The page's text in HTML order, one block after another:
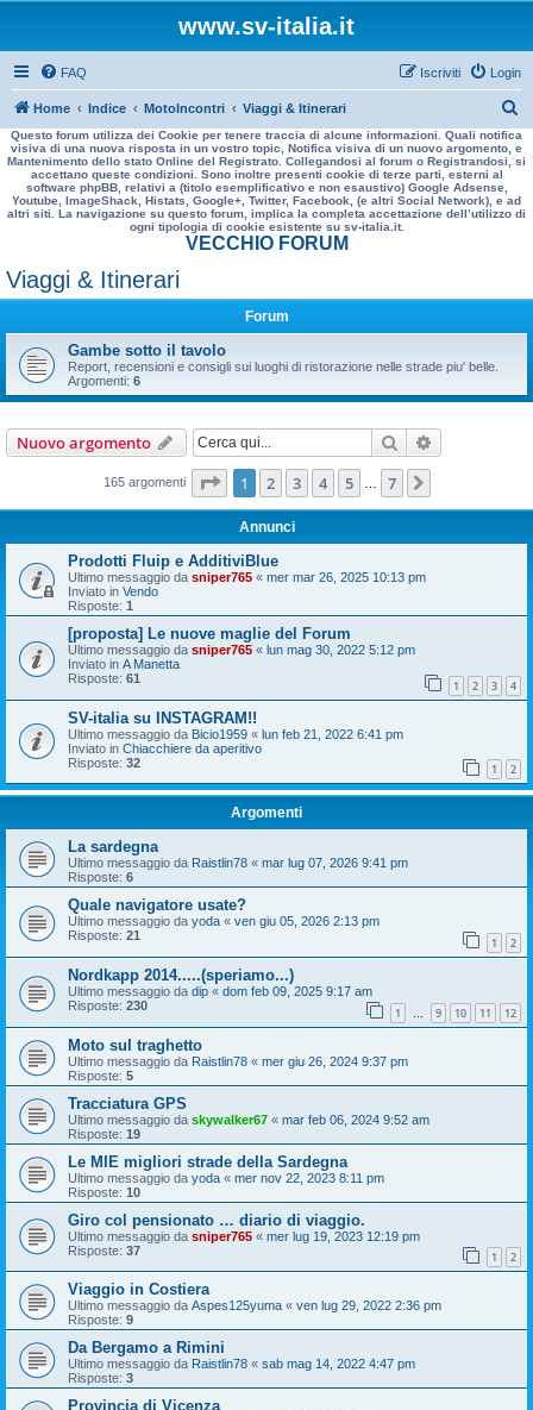
www.sv-italia.it
FAQ Login
Iscriviti
Home Indice MotoIncontri Viaggi & Itinerari
e
r
a
Questo forum utilizza dei Cookie per tenere traccia di alcune informazioni. Quali notifica
visiva di una nuova risposta in un vostro topic, Notifica visiva di un nuovo argomento, e
Mantenimento dello stato Online del Registrato. Collegandosi al forum o Registrandosi, si
accettano queste condizioni. Sono inoltre presenti cookie di terze parti, esterni al
software phpBB, relativi a (titolo esemplificativo e non esaustivo) Google Adsense,
Youtube, ImageShack, Histats, Google+, Twitter, Facebook, (e altri Social Network), e ad
altri siti. La navigazione su questo forum, implica la completa accettazione dell’utilizzo di
ogni tipologia di cookie esistente su sv-italia.it.
VECCHIO FORUM
Viaggi & Itinerari
Forum
Gambe sotto il tavolo
Report, recensioni e consigli sui luoghi di ristorazione nelle strade piu' belle.
Argomenti: 6
Nuovo argomento Cerca
165 argomenti Pagina di
1 2 3 4 5 7
Annunci
Prodotti Fluip e AdditiviBlue
Ultimo messaggio da sniper765 « mer mar 26, 2025 10:13 pm
Inviato in Vendo
Risposte: 1
[proposta] Le nuove maglie del Forum
Ultimo messaggio da sniper765 « lun mag 30, 2022 5:12 pm
Inviato in A Manetta
Risposte: 61 1 2 3 4
SV-italia su INSTAGRAM!!
Ultimo messaggio da Bicio1959 « lun feb 21, 2022 6:41 pm
Inviato in Chiacchiere da aperitivo
Risposte: 32 1 2
Argomenti
La sardegna
Ultimo messaggio da Raistlin78 « mar lug 07, 2026 9:41 pm
Risposte: 6
Quale navigatore usate?
Ultimo messaggio da yoda « ven giu 05, 2026 2:13 pm
Risposte: 21 1 2
Nordkapp 2014.....(speriamo...)
Ultimo messaggio da dip « dom feb 09, 2025 9:17 am
Risposte: 230 1 … 9 10 11 12
Moto sul traghetto
Ultimo messaggio da Raistlin78 « mer giu 26, 2024 9:37 pm
Risposte: 5
Tracciatura GPS
Ultimo messaggio da skywalker67 « mar feb 06, 2024 9:52 am
Risposte: 19
Le MIE migliori strade della Sardegna
Ultimo messaggio da yoda « mer nov 22, 2023 8:11 pm
Risposte: 10
Giro col pensionato … diario di viaggio.
Ultimo messaggio da sniper765 « mer lug 19, 2023 12:19 pm
Risposte: 37 1 2
Viaggio in Costiera
Ultimo messaggio da Aspes125yuma « ven lug 29, 2022 2:36 pm
Risposte: 9
Da Bergamo a Rimini
Ultimo messaggio da Raistlin78 « sab mag 14, 2022 4:47 pm
Risposte: 3
Provincia di Vicenza